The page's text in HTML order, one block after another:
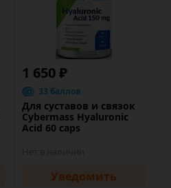
1 650 ₽
33 баллов
Для суставов и связок
Cybermass Hyaluronic
Acid 60 caps
Уведомить